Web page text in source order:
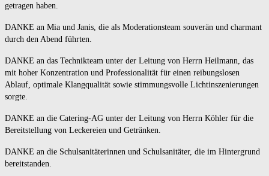
getragen haben.
DANKE an Mia und Janis, die als Moderationsteam souverän und charmant
durch den Abend führten.
DANKE an das Technikteam unter der Leitung von Herrn Heilmann, das
mit hoher Konzentration und Professionalität für einen reibungslosen
Ablauf, optimale Klangqualität sowie stimmungsvolle Lichtinszenierungen
sorgte.
DANKE an die Catering-AG unter der Leitung von Herrn Köhler für die
Bereitstellung von Leckereien und Getränken.
DANKE an die Schulsanitäterinnen und Schulsanitäter, die im Hintergrund
bereitstanden.